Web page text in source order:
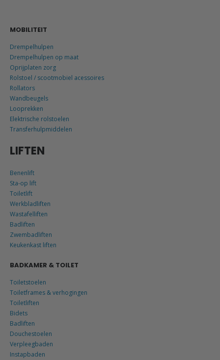
MOBILITEIT
Drempelhulpen
Drempelhulpen op maat
Oprijplaten zorg
Rolstoel / scootmobiel acessoires
Rollators
Wandbeugels
Looprekken
Elektrische rolstoelen
Transferhulpmiddelen
LIFTEN
Benenlift
Sta-op lift
Toiletlift
Werkbladliften
Wastafelliften
Badliften
Zwembadliften
Keukenkast liften
BADKAMER & TOILET
Toiletstoelen
Toiletframes & verhogingen
Toiletliften
Bidets
Badliften
Douchestoelen
Verpleegbaden
Instapbaden